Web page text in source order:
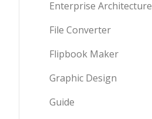
Enterprise Architecture
File Converter
Flipbook Maker
Graphic Design
Guide